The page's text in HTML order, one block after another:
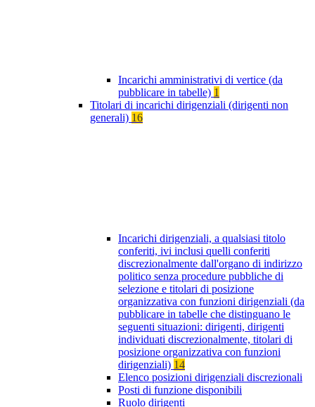
Incarichi amministrativi di vertice (da
pubblicare in tabelle) 1
Titolari di incarichi dirigenziali (dirigenti non
generali) 16
Incarichi dirigenziali, a qualsiasi titolo
conferiti, ivi inclusi quelli conferiti
discrezionalmente dall'organo di indirizzo
politico senza procedure pubbliche di
selezione e titolari di posizione
organizzativa con funzioni dirigenziali (da
pubblicare in tabelle che distinguano le
seguenti situazioni: dirigenti, dirigenti
individuati discrezionalmente, titolari di
posizione organizzativa con funzioni
dirigenziali) 14
Elenco posizioni dirigenziali discrezionali
Posti di funzione disponibili
Ruolo dirigenti